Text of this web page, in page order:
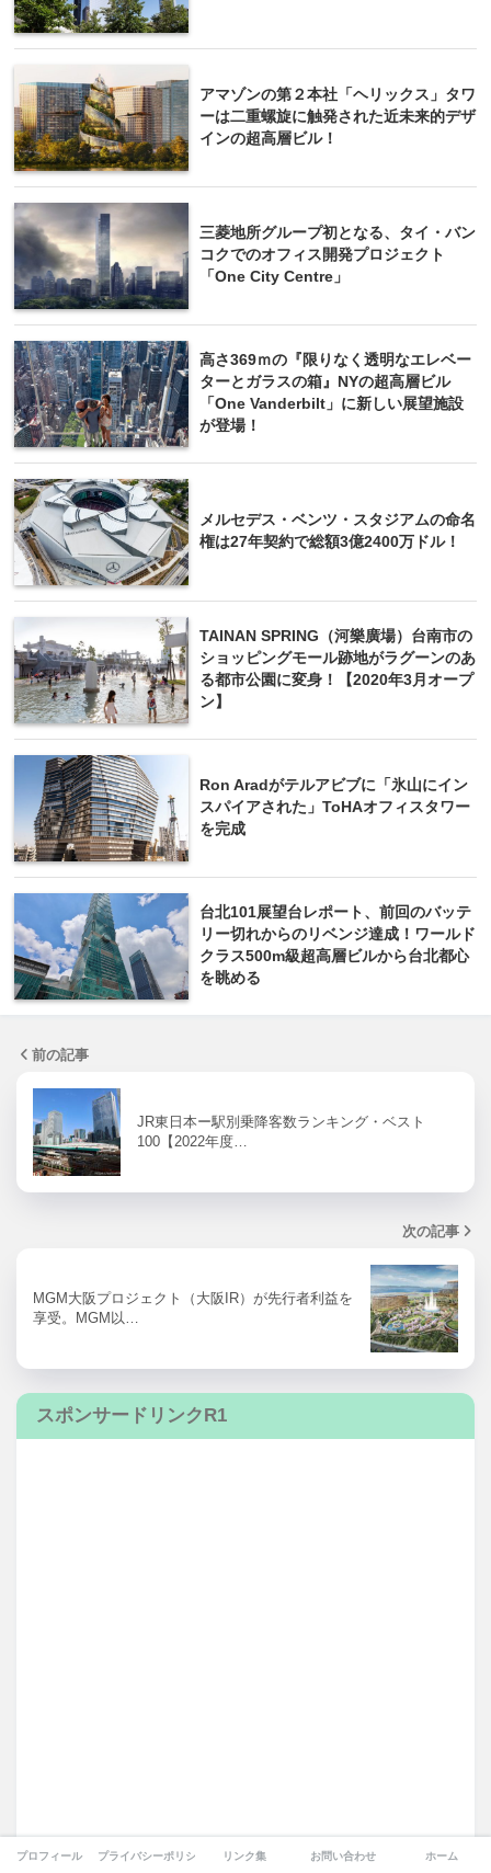
アマゾンの第２本社「ヘリックス」タワ
ーは二重螺旋に触発された近未来的デザ
インの超高層ビル！
三菱地所グループ初となる、タイ・バン
コクでのオフィス開発プロジェクト
「One City Centre」
高さ369ｍの『限りなく透明なエレベー
ターとガラスの箱』NYの超高層ビル
「One Vanderbilt」に新しい展望施設
が登場！
メルセデス・ベンツ・スタジアムの命名
権は27年契約で総額3億2400万ドル！
TAINAN SPRING（河樂廣場）台南市の
ショッピングモール跡地がラグーンのあ
る都市公園に変身！【2020年3月オープ
ン】
Ron Aradがテルアビブに「氷山にイン
スパイアされた」ToHAオフィスタワー
を完成
台北101展望台レポート、前回のバッテ
リー切れからのリベンジ達成！ワールド
クラス500m級超高層ビルから台北都心
を眺める
前の記事
JR東日本ー駅別乗降客数ランキング・ベスト
100【2022年度…
次の記事
MGM大阪プロジェクト（大阪IR）が先行者利益を
享受。MGM以…
スポンサードリンクR1
プロフィール プライバシーポリシー リンク集 お問い合わせ ホーム